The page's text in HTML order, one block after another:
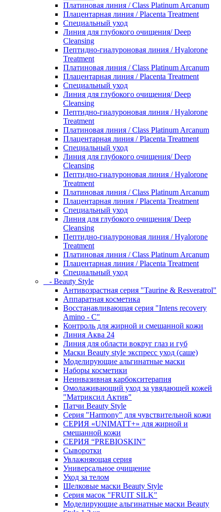
Платиновая линия / Class Platinum Arcanum
Плацентарная линия / Placenta Treatment
Специальный уход
Линия для глубокого очищения/ Deep
Cleansing
Пептидно-гиалуроновая линия / Hyalorone
Treatment
Платиновая линия / Class Platinum Arcanum
Плацентарная линия / Placenta Treatment
Специальный уход
Линия для глубокого очищения/ Deep
Cleansing
Пептидно-гиалуроновая линия / Hyalorone
Treatment
Платиновая линия / Class Platinum Arcanum
Плацентарная линия / Placenta Treatment
Специальный уход
Линия для глубокого очищения/ Deep
Cleansing
Пептидно-гиалуроновая линия / Hyalorone
Treatment
Платиновая линия / Class Platinum Arcanum
Плацентарная линия / Placenta Treatment
Специальный уход
Линия для глубокого очищения/ Deep
Cleansing
Пептидно-гиалуроновая линия / Hyalorone
Treatment
Платиновая линия / Class Platinum Arcanum
Плацентарная линия / Placenta Treatment
Специальный уход
- Beauty Style
Антивозрастная серия "Taurine & Resveratrol"
Аппаратная косметика
Восстанавливающая серия "Intens recovery
Amino - C"
Контроль для жирной и смешанной кожи
Линия Аква 24
Линия для области вокруг глаз и губ
Маски Beauty style экспресс уход (саше)
Моделирующие альгинатные маски
Наборы косметики
Неинвазивная карбокситерапия
Омолаживающий уход за увядающей кожей
"Матриксил Актив"
Патчи Beauty Style
Серия "Harmony" для чувствительной кожи
СЕРИЯ «UNIMATT+» для жирной и
смешанной кожи
СЕРИЯ “PREBIOSKIN”
Сыворотки
Увлажняющая серия
Универсальное очищение
Уход за телом
Шелковые маски Beauty Style
Серия масок "FRUIT SILK"
Моделирующие альгинатные маски Beauty